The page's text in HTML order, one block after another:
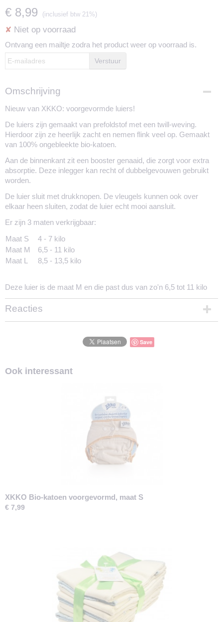
€ 8,99 (inclusief btw 21%)
✘ Niet op voorraad
Ontvang een mailtje zodra het product weer op voorraad is.
Verstuur
Omschrijving
Nieuw van XKKO: voorgevormde luiers!
De luiers zijn gemaakt van prefoldstof met een twill-weving.
Hierdoor zijn ze heerlijk zacht en nemen flink veel op. Gemaakt
van 100% ongebleekte bio-katoen.
Aan de binnenkant zit een booster genaaid, die zorgt voor extra
absorptie. Deze inlegger kan recht of dubbelgevouwen gebruikt
worden.
De luier sluit met drukknopen. De vleugels kunnen ook over
elkaar heen sluiten, zodat de luier echt mooi aansluit.
Er zijn 3 maten verkrijgbaar:
Maat S
4 - 7 kilo
Maat M
6,5 - 11 kilo
Maat L
8,5 - 13,5 kilo
Deze luier is de maat M en die past dus van zo'n 6,5 tot 11 kilo
Reacties
Save
Ook interessant
XKKO Bio-katoen voorgevormd, maat S
€ 7,99